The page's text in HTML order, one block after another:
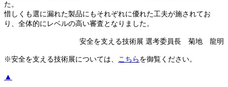
た。
惜しくも選に漏れた製品にもそれぞれに優れた工夫が施されてお
り、全体的にレベルの高い審査となりました。
安全を支える技術展 選考委員長 菊地 龍明
※安全を支える技術展については、 こちら を御覧ください。
▲